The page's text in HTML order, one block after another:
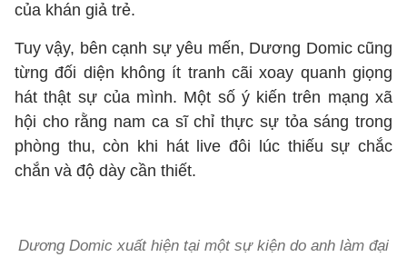
của khán giả trẻ.
Tuy vậy, bên cạnh sự yêu mến, Dương Domic cũng
từng đối diện không ít tranh cãi xoay quanh giọng
hát thật sự của mình. Một số ý kiến trên mạng xã
hội cho rằng nam ca sĩ chỉ thực sự tỏa sáng trong
phòng thu, còn khi hát live đôi lúc thiếu sự chắc
chắn và độ dày cần thiết.
Dương Domic xuất hiện tại một sự kiện do anh làm đại